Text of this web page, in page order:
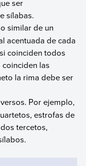
ser
sílabas.
similar de un
acentuada de cada
coinciden todos
las
la rima debe ser
Por ejemplo,
estrofas de
tercetos,